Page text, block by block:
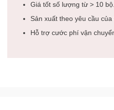
Giá tốt số lượng từ > 10 bộ.
Sản xuất theo yêu cầu
Hỗ trợ cước phí vận